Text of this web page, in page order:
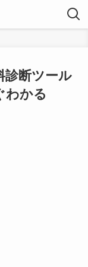
診断ツール
わかる